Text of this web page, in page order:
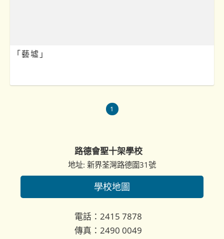
「藝墟」
1
路德會聖十架學校
地址: 新界荃灣路德圍31號
學校地圖
電話：2415 7878
傳真：2490 0049